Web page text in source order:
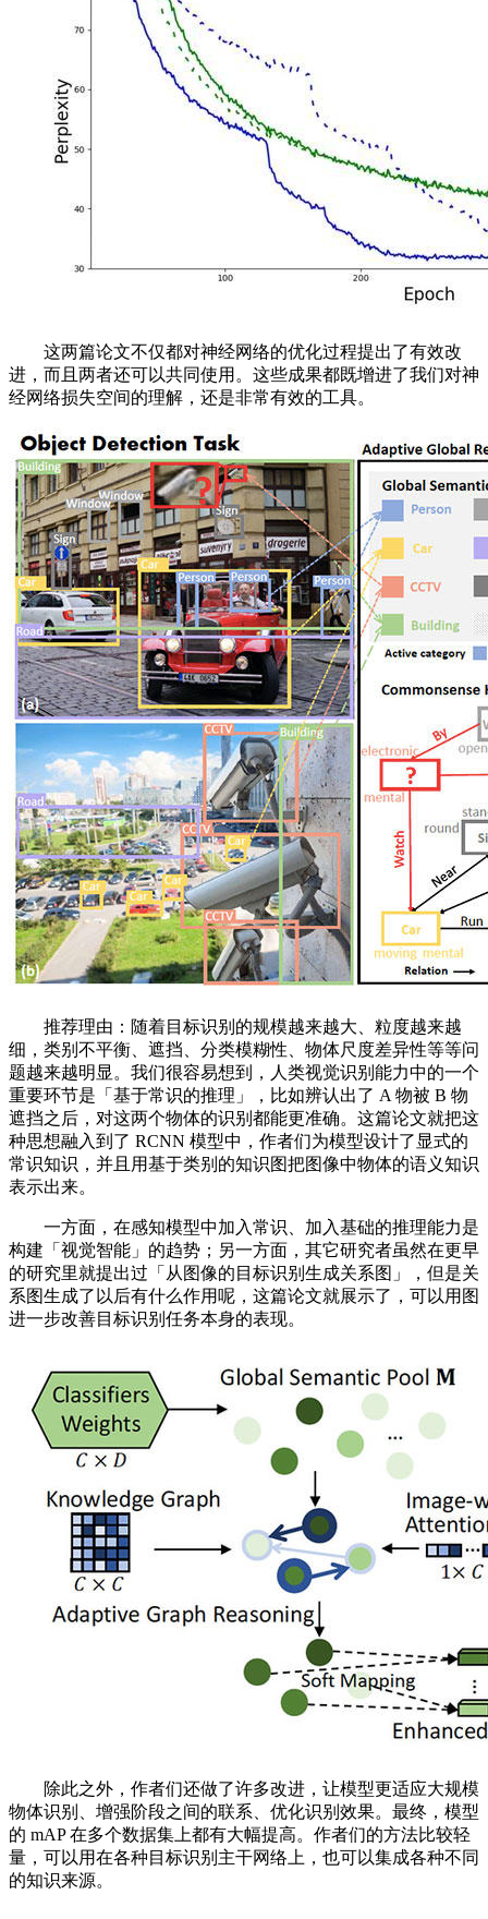
这两篇论文不仅都对神经网络的优化过程提出了有效改
进，而且两者还可以共同使用。这些成果都既增进了我们对神
经网络损失空间的理解，还是非常有效的工具。
推荐理由：随着目标识别的规模越来越大、粒度越来越
细，类别不平衡、遮挡、分类模糊性、物体尺度差异性等等问
题越来越明显。我们很容易想到，人类视觉识别能力中的一个
重要环节是「基于常识的推理」，比如辨认出了 A 物被 B 物
遮挡之后，对这两个物体的识别都能更准确。这篇论文就把这
种思想融入到了 RCNN 模型中，作者们为模型设计了显式的
常识知识，并且用基于类别的知识图把图像中物体的语义知识
表示出来。
一方面，在感知模型中加入常识、加入基础的推理能力是
构建「视觉智能」的趋势；另一方面，其它研究者虽然在更早
的研究里就提出过「从图像的目标识别生成关系图」，但是关
系图生成了以后有什么作用呢，这篇论文就展示了，可以用图
进一步改善目标识别任务本身的表现。
除此之外，作者们还做了许多改进，让模型更适应大规模
物体识别、增强阶段之间的联系、优化识别效果。最终，模型
的 mAP 在多个数据集上都有大幅提高。作者们的方法比较轻
量，可以用在各种目标识别主干网络上，也可以集成各种不同
的知识来源。